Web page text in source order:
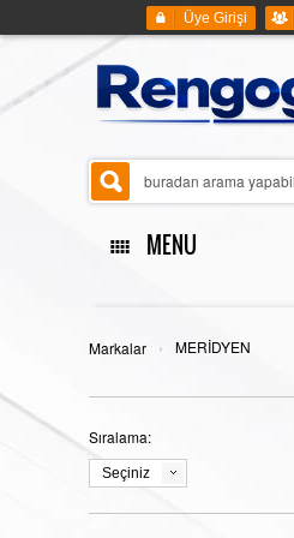
Üye Girişi
MENU
ANASAYFA
KENET ÇATI SİSTEMLERİ
Markalar › MERİDYEN
Sıralama:
Seçiniz